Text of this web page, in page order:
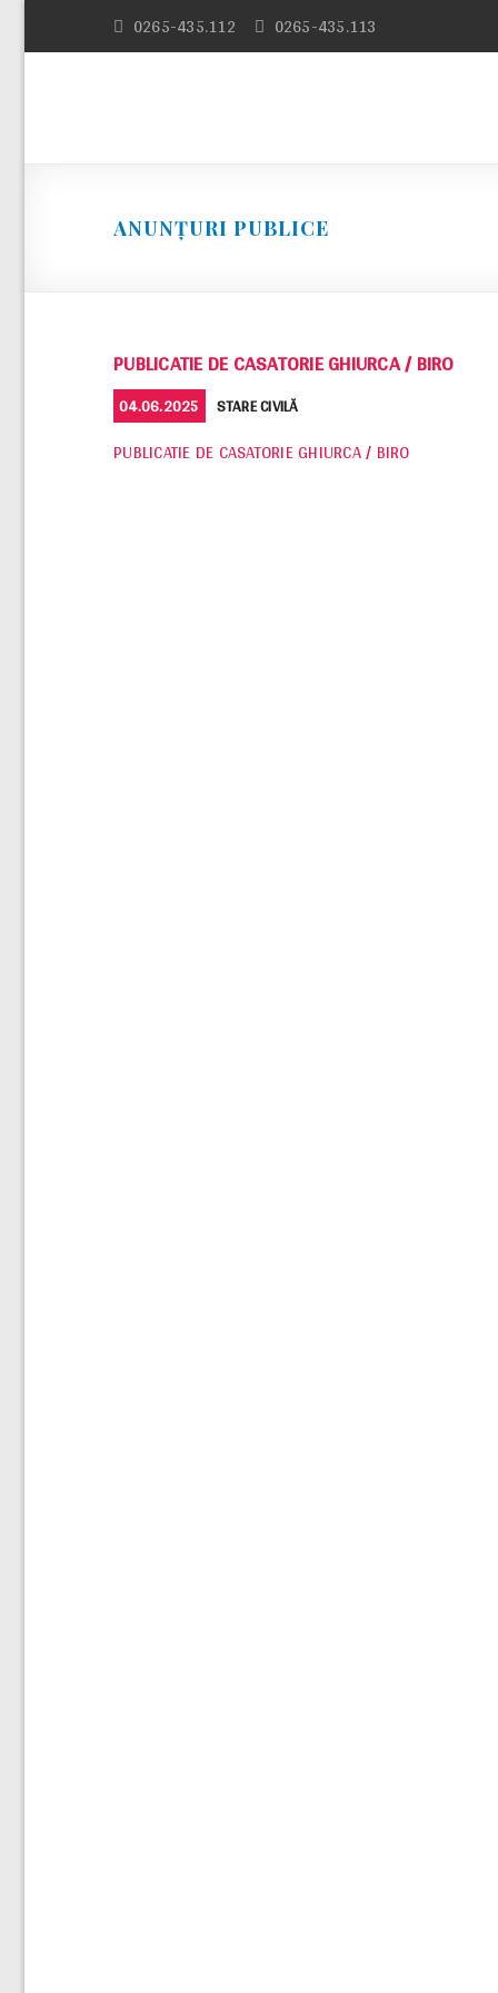
0265-435.112 0265-435.113
ANUNȚURI PUBLICE
PUBLICATIE DE CASATORIE GHIURCA / BIRO
POSTED
ON
04.06.2025 CATEGORIES
STARE CIVILĂ
PUBLICATIE DE CASATORIE GHIURCA / BIRO